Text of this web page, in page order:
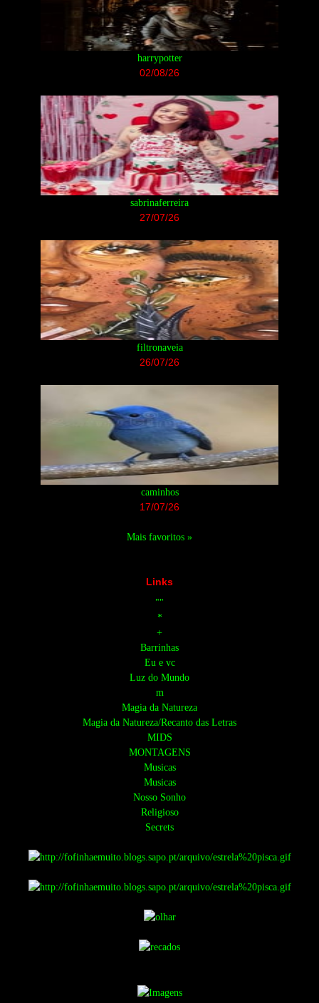
harrypotter
02/08/26
sabrinaferreira
27/07/26
filtronaveia
26/07/26
caminhos
17/07/26
Mais favoritos »
Links
""
*
+
Barrinhas
Eu e vc
Luz do Mundo
m
Magia da Natureza
Magia da Natureza/Recanto das Letras
MIDS
MONTAGENS
Musicas
Musicas
Nosso Sonho
Religioso
Secrets